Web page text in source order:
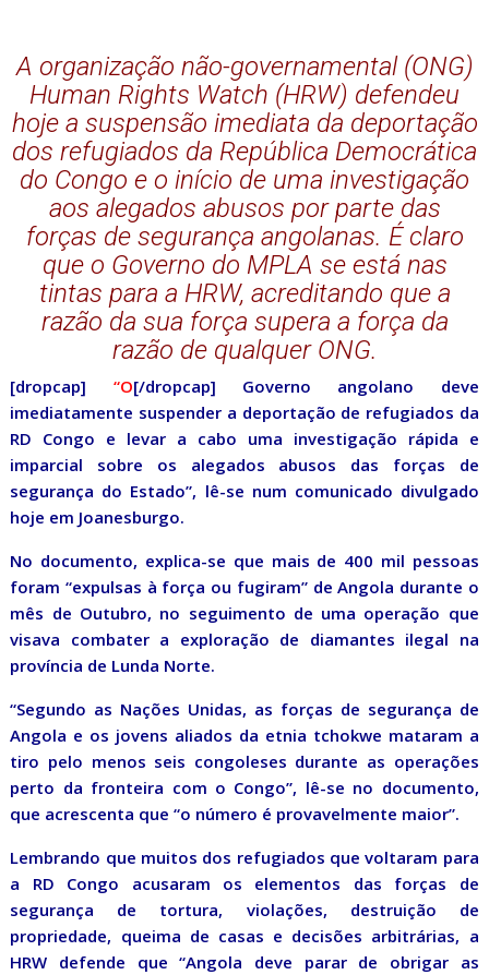
A organização não-governamental (ONG)
Human Rights Watch (HRW) defendeu
hoje a suspensão imediata da deportação
dos refugiados da República Democrática
do Congo e o início de uma investigação
aos alegados abusos por parte das
forças de segurança angolanas. É claro
que o Governo do MPLA se está nas
tintas para a HRW, acreditando que a
razão da sua força supera a força da
razão de qualquer ONG.
[dropcap] “O[/dropcap] Governo angolano deve
imediatamente suspender a deportação de refugiados da
RD Congo e levar a cabo uma investigação rápida e
imparcial sobre os alegados abusos das forças de
segurança do Estado”, lê-se num comunicado divulgado
hoje em Joanesburgo.
No documento, explica-se que mais de 400 mil pessoas
foram “expulsas à força ou fugiram” de Angola durante o
mês de Outubro, no seguimento de uma operação que
visava combater a exploração de diamantes ilegal na
província de Lunda Norte.
“Segundo as Nações Unidas, as forças de segurança de
Angola e os jovens aliados da etnia tchokwe mataram a
tiro pelo menos seis congoleses durante as operações
perto da fronteira com o Congo”, lê-se no documento,
que acrescenta que “o número é provavelmente maior”.
Lembrando que muitos dos refugiados que voltaram para
a RD Congo acusaram os elementos das forças de
segurança de tortura, violações, destruição de
propriedade, queima de casas e decisões arbitrárias, a
HRW defende que “Angola deve parar de obrigar as